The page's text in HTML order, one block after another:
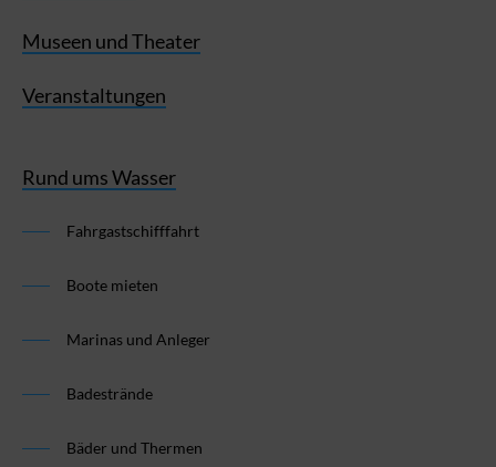
Museen und Theater
Veranstaltungen
Rund ums Wasser
Fahrgastschifffahrt
Boote mieten
Marinas und Anleger
Badestrände
Bäder und Thermen